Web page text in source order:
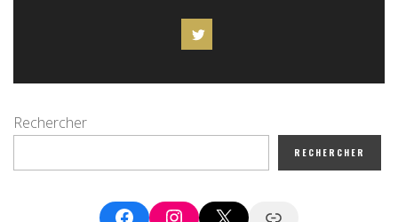
Rechercher
RECHERCHER
FacebookInstagram
X Google News